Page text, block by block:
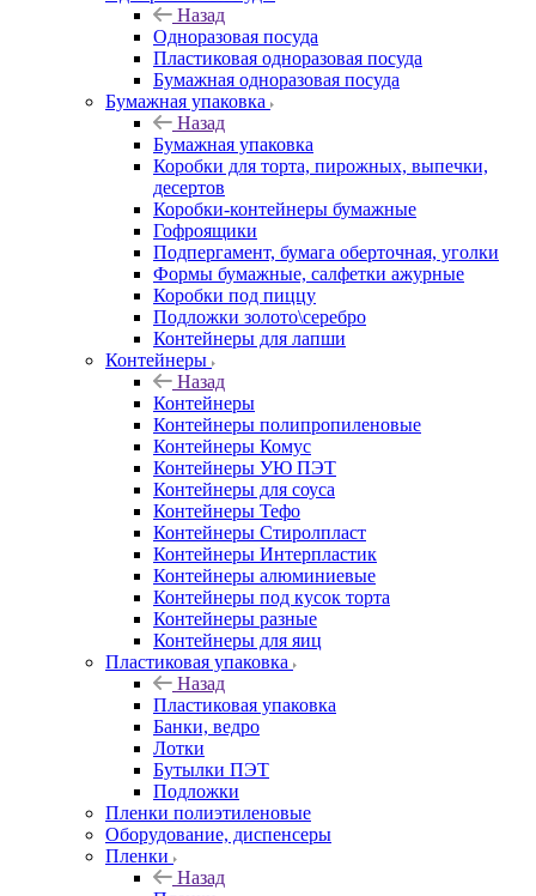
Назад
Одноразовая посуда
Пластиковая одноразовая посуда
Бумажная одноразовая посуда
Бумажная упаковка
Назад
Бумажная упаковка
Коробки для торта, пирожных, выпечки,
десертов
Коробки-контейнеры бумажные
Гофроящики
Подпергамент, бумага оберточная, уголки
Формы бумажные, салфетки ажурные
Коробки под пиццу
Подложки золото\серебро
Контейнеры для лапши
Контейнеры
Назад
Контейнеры
Контейнеры полипропиленовые
Контейнеры Комус
Контейнеры УЮ ПЭТ
Контейнеры для соуса
Контейнеры Тефо
Контейнеры Стиролпласт
Контейнеры Интерпластик
Контейнеры алюминиевые
Контейнеры под кусок торта
Контейнеры разные
Контейнеры для яиц
Пластиковая упаковка
Назад
Пластиковая упаковка
Банки, ведро
Лотки
Бутылки ПЭТ
Подложки
Пленки полиэтиленовые
Оборудование, диспенсеры
Пленки
Назад